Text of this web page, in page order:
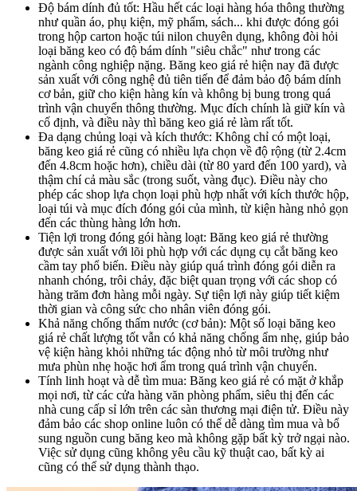
Độ bám dính đủ tốt: Hầu hết các loại hàng hóa thông thường
như quần áo, phụ kiện, mỹ phẩm, sách... khi được đóng gói
trong hộp carton hoặc túi nilon chuyên dụng, không đòi hỏi
loại băng keo có độ bám dính "siêu chắc" như trong các
ngành công nghiệp nặng. Băng keo giá rẻ hiện nay đã được
sản xuất với công nghệ đủ tiên tiến để đảm bảo độ bám dính
cơ bản, giữ cho kiện hàng kín và không bị bung trong quá
trình vận chuyển thông thường. Mục đích chính là giữ kín và
cố định, và điều này thì băng keo giá rẻ làm rất tốt.
Đa dạng chủng loại và kích thước: Không chỉ có một loại,
băng keo giá rẻ cũng có nhiều lựa chọn về độ rộng (từ 2.4cm
đến 4.8cm hoặc hơn), chiều dài (từ 80 yard đến 100 yard), và
thậm chí cả màu sắc (trong suốt, vàng đục). Điều này cho
phép các shop lựa chọn loại phù hợp nhất với kích thước hộp,
loại túi và mục đích đóng gói của mình, từ kiện hàng nhỏ gọn
đến các thùng hàng lớn hơn.
Tiện lợi trong đóng gói hàng loạt: Băng keo giá rẻ thường
được sản xuất với lõi phù hợp với các dụng cụ cắt băng keo
cầm tay phổ biến. Điều này giúp quá trình đóng gói diễn ra
nhanh chóng, trôi chảy, đặc biệt quan trọng với các shop có
hàng trăm đơn hàng mỗi ngày. Sự tiện lợi này giúp tiết kiệm
thời gian và công sức cho nhân viên đóng gói.
Khả năng chống thấm nước (cơ bản): Một số loại băng keo
giá rẻ chất lượng tốt vẫn có khả năng chống ẩm nhẹ, giúp bảo
vệ kiện hàng khỏi những tác động nhỏ từ môi trường như
mưa phùn nhẹ hoặc hơi ẩm trong quá trình vận chuyển.
Tính linh hoạt và dễ tìm mua: Băng keo giá rẻ có mặt ở khắp
mọi nơi, từ các cửa hàng văn phòng phẩm, siêu thị đến các
nhà cung cấp sỉ lớn trên các sàn thương mại điện tử. Điều này
đảm bảo các shop online luôn có thể dễ dàng tìm mua và bổ
sung nguồn cung băng keo mà không gặp bất kỳ trở ngại nào.
Việc sử dụng cũng không yêu cầu kỹ thuật cao, bất kỳ ai
cũng có thể sử dụng thành thạo.